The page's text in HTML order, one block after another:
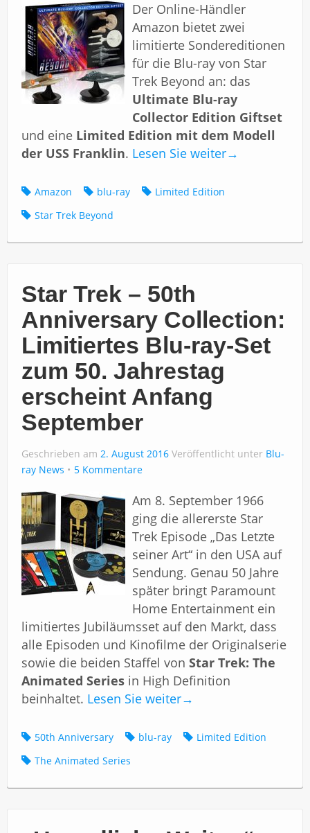
Der Online-Händler
Amazon bietet zwei
limitierte Sondereditionen
für die Blu-ray von Star
Trek Beyond an: das
Ultimate Blu-ray
Collector Edition Giftset
und eine Limited Edition mit dem Modell
der USS Franklin. Lesen Sie weiter→
Amazon blu-ray
Limited Edition
Star Trek Beyond
Star Trek – 50th
Anniversary Collection:
Limitiertes Blu-ray-Set
zum 50. Jahrestag
erscheint Anfang
September
Geschrieben am 2. August 2016 Veröffentlicht unter Blu-
ray News
5 Kommentare
Am 8. September 1966
ging die allererste Star
Trek Episode „Das Letzte
seiner Art“ in den USA auf
Sendung. Genau 50 Jahre
später bringt Paramount
Home Entertainment ein
limitiertes Jubiläumsset auf den Markt, dass
alle Episoden und Kinofilme der Originalserie
sowie die beiden Staffel von Star Trek: The
Animated Series in High Definition
beinhaltet. Lesen Sie weiter→
50th Anniversary blu-ray
Limited Edition
The Animated Series